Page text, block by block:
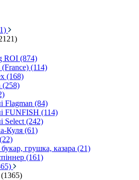
ROI (874)
(114)
(168)
(258)
Flagman (84)
FUNFISH (114)
Select (242)
Куля (61)
грушка, казара (21)
(161)